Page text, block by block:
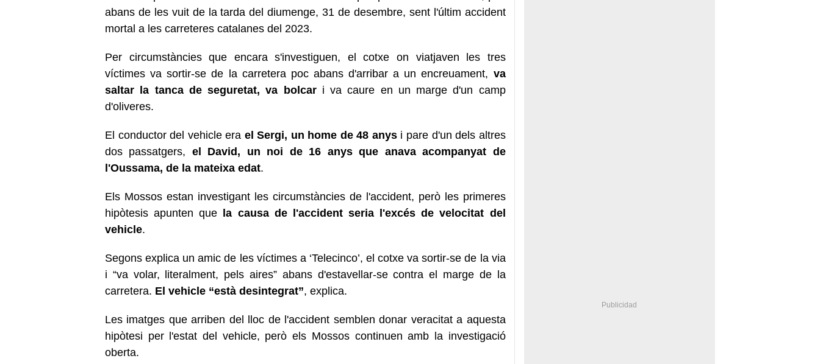
abans de les vuit de la tarda del diumenge, 31 de desembre, sent l'últim accident
mortal a les carreteres catalanes del 2023.
Per circumstàncies que encara s'investiguen, el cotxe on viatjaven les tres
víctimes va sortir-se de la carretera poc abans d'arribar a un encreuament, va
saltar la tanca de seguretat, va bolcari va caure en un marge d'un camp
d'oliveres.
El conductor del vehicle era el Sergi, un home de 48 anysi pare d'un dels altres
dos passatgers, el David, un noi de 16 anys que anava acompanyat de
l'Oussama, de la mateixa edat.
Els Mossos estan investigant les circumstàncies de l'accident, però les primeres
hipòtesis apunten que la causa de l'accident seria l'excés de velocitat del
vehicle.
Segons explica un amic de les víctimes a ‘Telecinco’, el cotxe va sortir-se de la via
i “va volar, literalment, pels aires” abans d'estavellar-se contra el marge de la
carretera. El vehicle “està desintegrat”, explica.
Les imatges que arriben del lloc de l'accident semblen donar veracitat a aquesta
hipòtesi per l'estat del vehicle, però els Mossos continuen amb la investigació
oberta.